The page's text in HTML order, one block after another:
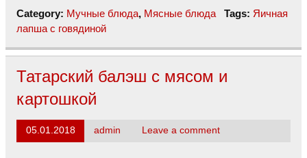
Category: Мучные блюда, Мясные блюда Tags: Яичная
лапша с говядиной
Татарский балэш с мясом и
картошкой
05.01.2018 admin Leave a comment